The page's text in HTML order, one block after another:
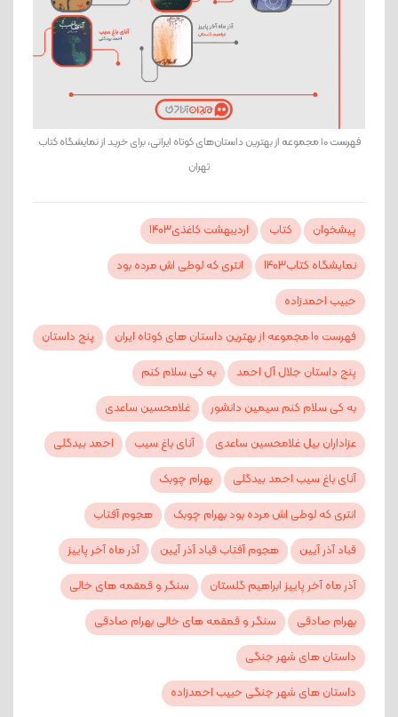
فهرست 10 مجموعه از بهترین داستان‌های کوتاه ایرانی، برای خرید از نمایشگاه کتاب
تهران
پیشخوان کتاب
اردیبهشت کاغذی1403
نمایشگاه کتاب1403
انتری که لوطی اش مرده بود
حبیب احمدزاده
فهرست 10 مجموعه از بهترین داستان های کوتاه ایران
پنج داستان
پنج داستان جلال آل احمد
به کی سلام کنم
به کی سلام کنم سیمین دانشور
غلامحسین ساعدی
عزاداران بیل غلامحسین ساعدی
آنای باغ سیب
احمد بیدگلی
آنای باغ سیب احمد بیدگلی
بهرام چوبک
انتری که لوطی اش مرده بود بهرام چوبک
هجوم آفتاب
قباد آذر آیین
هجوم آفتاب قباد آذر آیین
آذر ماه آخر پاییز
آذر ماه آخر پاییز ابراهیم گلستان
سنگر و قمقمه های خالی
بهرام صادقی
سنگر و قمقمه های خالی بهرام صادقی
داستان های شهر جنگی
داستان های شهر جنگی حبیب احمدزاده